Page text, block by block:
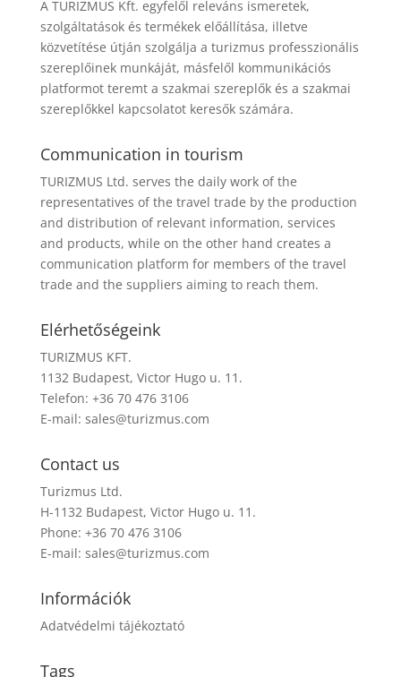
A TURIZMUS Kft. egyfelől releváns ismeretek,
szolgáltatások és termékek előállítása, illetve
közvetítése útján szolgálja a turizmus professzionális
szereplőinek munkáját, másfelől kommunikációs
platformot teremt a szakmai szereplők és a szakmai
szereplőkkel kapcsolatot keresők számára.
Communication in tourism
TURIZMUS Ltd. serves the daily work of the
representatives of the travel trade by the production
and distribution of relevant information, services
and products, while on the other hand creates a
communication platform for members of the travel
trade and the suppliers aiming to reach them.
Elérhetőségeink
TURIZMUS KFT.
1132 Budapest, Victor Hugo u. 11.
Telefon: +36 70 476 3106
E-mail: sales@turizmus.com
Contact us
Turizmus Ltd.
H-1132 Budapest, Victor Hugo u. 11.
Phone: +36 70 476 3106
E-mail: sales@turizmus.com
Információk
Adatvédelmi tájékoztató
Tags